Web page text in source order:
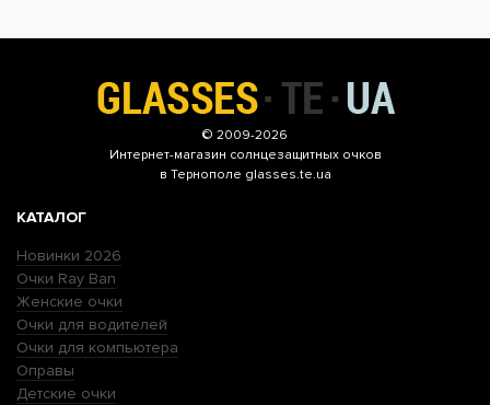
© 2009-2026
Интернет-магазин солнцезащитных очков
в Тернополе glasses.te.ua
КАТАЛОГ
Новинки 2026
Очки Ray Ban
Женские очки
Очки для водителей
Очки для компьютера
Оправы
Детские очки